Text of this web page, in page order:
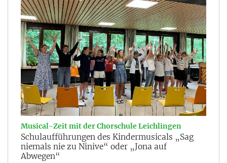
Musical-Zeit mit der Chorschule Leichlingen
Schulaufführungen des Kindermusicals „Sag
niemals nie zu Ninive“ oder „Jona auf
Abwegen“